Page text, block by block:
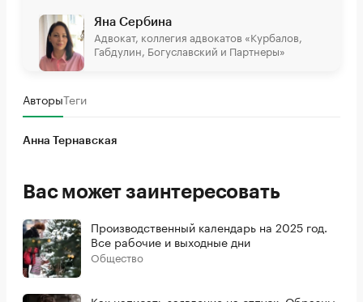
Яна Сербина
Адвокат, коллегия адвокатов «Курбалов,
Габдулин, Богуславский и Партнеры»
АвторыТеги
Анна Тернавская
Вас может заинтересовать
Производственный календарь на 2025 год.
Все рабочие и выходные дни
Общество